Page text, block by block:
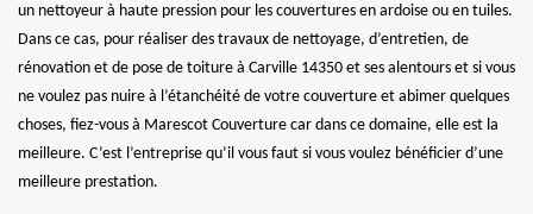
un nettoyeur à haute pression pour les couvertures en ardoise ou en tuiles.
Dans ce cas, pour réaliser des travaux de nettoyage, d’entretien, de
rénovation et de pose de toiture à Carville 14350 et ses alentours et si vous
ne voulez pas nuire à l’étanchéité de votre couverture et abimer quelques
choses, fiez-vous à Marescot Couverture car dans ce domaine, elle est la
meilleure. C’est l’entreprise qu’il vous faut si vous voulez bénéficier d’une
meilleure prestation.